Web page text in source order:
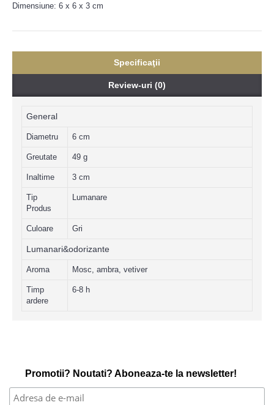
Dimensiune: 6 x 6 x 3 cm
Specificaţii
Review-uri (0)
General
Diametru 6 cm
Greutate 49 g
Inaltime 3 cm
Tip
Produs
Lumanare
Culoare Gri
Lumanari&odorizante
Aroma Mosc, ambra, vetiver
Timp
ardere
6-8 h
Promotii? Noutati? Aboneaza-te la newsletter!